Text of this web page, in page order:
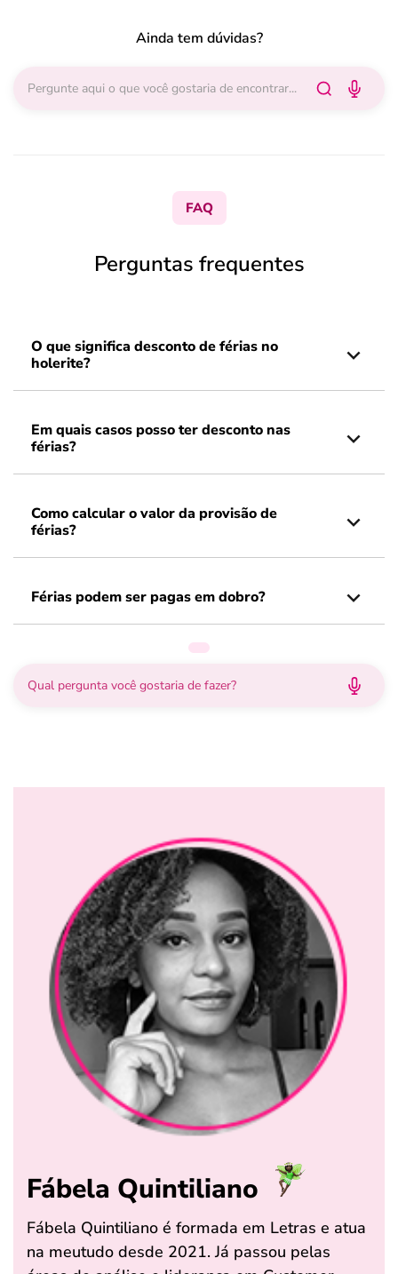
Ainda tem dúvidas?
FAQ
Perguntas frequentes
O que significa desconto de férias no
holerite?
Em quais casos posso ter desconto nas
férias?
Como calcular o valor da provisão de
férias?
Férias podem ser pagas em dobro?
Fábela Quintiliano
Fábela Quintiliano é formada em Letras e atua
na meutudo desde 2021. Já passou pelas